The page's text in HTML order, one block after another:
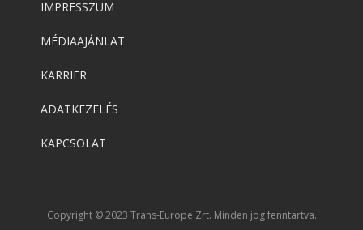
IMPRESSZUM
MÉDIAAJÁNLAT
KARRIER
ADATKEZELÉS
KAPCSOLAT
Copyright © 2023 Trans-Europe Zrt. Minden jog fenntartva.